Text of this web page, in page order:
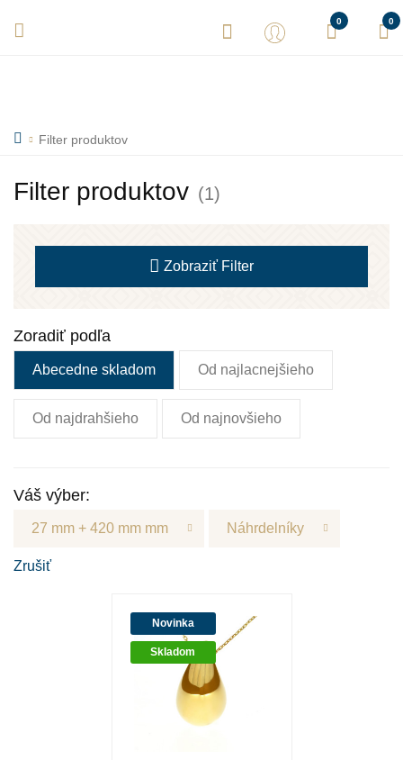
0 0
Filter produktov
Filter produktov (1)
Zobraziť Filter
Zoradiť podľa
Abecedne skladom Od najlacnejšieho
Od najdrahšieho Od najnovšieho
Váš výber:
27 mm + 420 mm mm Náhrdelníky
Zrušiť
Novinka
Skladom